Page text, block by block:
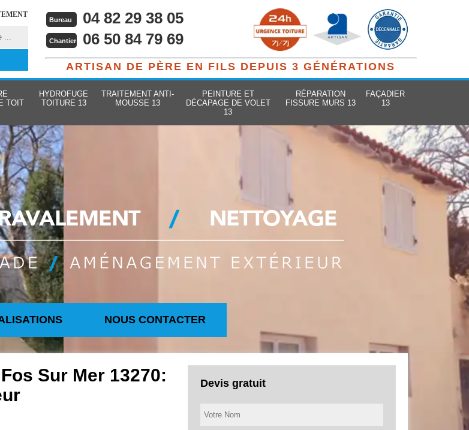
Bureau 04 82 29 38 05
Chantier 06 50 84 79 69
ARTISAN DE PÈRE EN FILS DEPUIS 3 GÉNÉRATIONS
TOIT
HYDROFUGE
TOITURE 13
TRAITEMENT ANTI-
MOUSSE 13
PEINTURE ET
DÉCAPAGE DE VOLET
13
RÉPARATION
FISSURE MURS 13
FAÇADIER
13
NOUS CONTACTER
Sur Mer 13270:
Devis gratuit